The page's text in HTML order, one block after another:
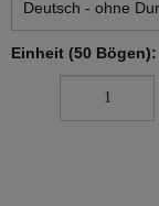
Einheit (50 Bögen):